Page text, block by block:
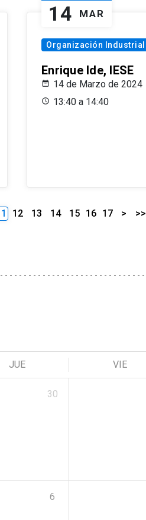
14 MAR
Organización Industrial
Enrique Ide, IESE
14 de Marzo de 2024
13:40 a 14:40
12 13 14 15 16 17 > >>
JUE VIE
30
6